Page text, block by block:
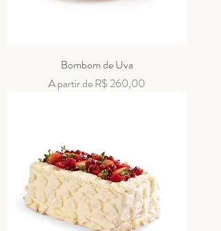
Bombom de Uva
A partir deR$ 260,00
Preço promocional